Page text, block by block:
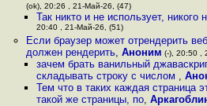
(ok), 20:26 , 21-Май-26, (47)
Так никто и не использует, никого
20:40 , 21-Май-26, (51)
Если браузер может отрендерить
должен рендерить, Аноним (-), 20:50 ,
зачем брать ванильный
складывать строку с числом ,
Тем что в таких каждая страница
такой же страницы, по,